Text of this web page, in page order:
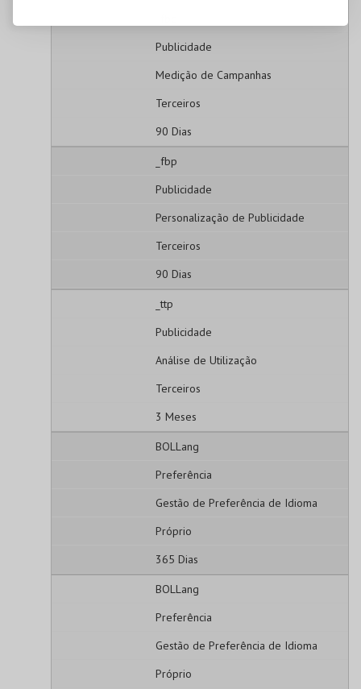
Publicidade
Medição de Campanhas
Terceiros
90 Dias
_fbp
Publicidade
Personalização de Publicidade
Terceiros
90 Dias
_ttp
Publicidade
Análise de Utilização
Terceiros
3 Meses
BOLLang
Preferência
Gestão de Preferência de Idioma
Próprio
365 Dias
BOLLang
Preferência
Gestão de Preferência de Idioma
Próprio